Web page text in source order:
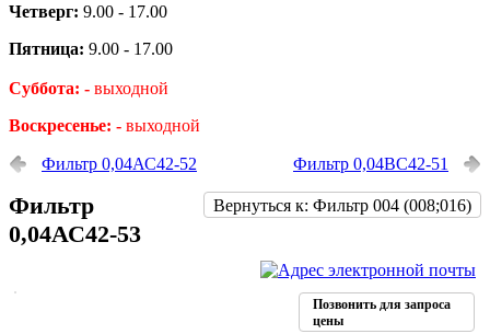
Четверг: 9.00 - 17.00
Пятница: 9.00 - 17.00
Суббота: - выходной
Воскресенье: - выходной
Фильтр 0,04АС42-52 Фильтр 0,04ВС42-51
Вернуться к: Фильтр 004 (008;016)
Фильтр
0,04АС42-53
Позвонить для запроса
цены